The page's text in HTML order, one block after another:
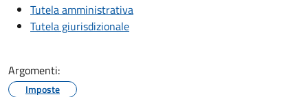
Tutela amministrativa
Tutela giurisdizionale
Argomenti:
Imposte